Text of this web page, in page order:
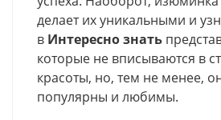
делает их уникальными и
в Интересно знать
которые не вписываются в
красоты, но, тем не менее,
популярны и любимы.